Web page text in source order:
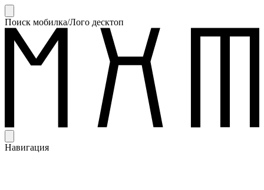
Поиск мобилка/Лого десктоп
Навигация